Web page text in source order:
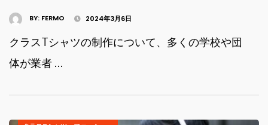
BY: FERMO 2024年3月6日
クラスTシャツの制作について、多くの学校や団
体が業者 …